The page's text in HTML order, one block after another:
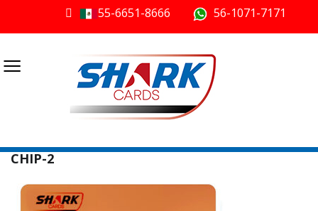
55-6651-8666 56-1071-7171
≡
CHIP-2